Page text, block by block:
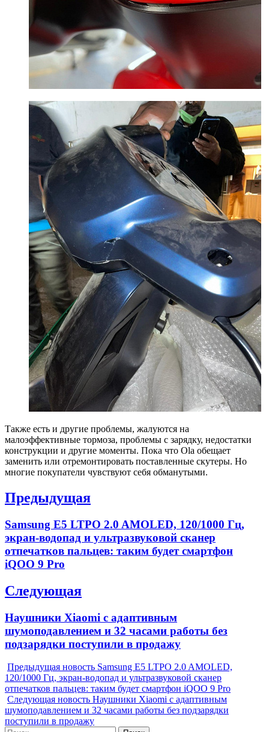
Также есть и другие проблемы, жалуются на
малоэффективные тормоза, проблемы с зарядку, недостатки
конструкции и другие моменты. Пока что Ola обещает
заменить или отремонтировать поставленные скутеры. Но
многие покупатели чувствуют себя обманутыми.
Навигация
записям
Предыдущая
Previous
Samsung E5 LTPO 2.0 AMOLED, 120/1000 Гц,
экран-водопад и ультразвуковой сканер
отпечатков пальцев: таким будет смартфон
iQOO 9 Pro
Следующая
Next
post:
Наушники Xiaomi с адаптивным
шумоподавлением и 32 часами работы без
подзарядки поступили в продажу
Предыдущая новость Samsung E5 LTPO 2.0 AMOLED,
120/1000 Гц, экран-водопад и ультразвуковой сканер
отпечатков пальцев: таким будет смартфон iQOO 9 Pro
Следующая новость Наушники Xiaomi с адаптивным
шумоподавлением и 32 часами работы без подзарядки
поступили в продажу